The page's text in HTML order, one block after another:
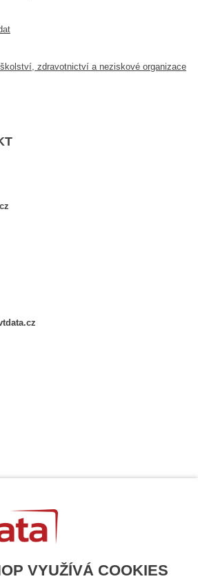
VYUŽÍVÁ COOKIES
zdravotnictví a neziskové organizace
zboží